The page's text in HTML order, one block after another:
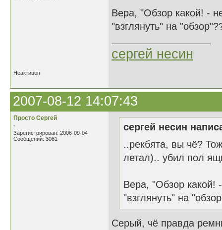
Вера, "Обзор какой! -
"взглянуть" на
сергей несин
Неактивен
2007-08-12 14:07:43
Просто Сергей
.
Зарегистрирован: 2006-09-04
Сообщений: 3081
сергей несин
..рекбята, вы чё?
летал).. убил пол
Вера, "Обзор какой!
"взглянуть" на
Серый, чё правда